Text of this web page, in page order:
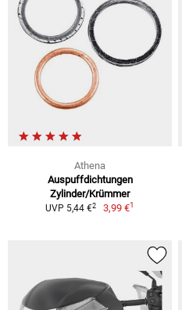
Athena
Auspuffdichtungen
Zylinder/Krümmer
UVP 5,44 €2 3,99 €1